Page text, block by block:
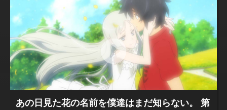
あの日見た花の名前を僕達はまだ知らない。 第